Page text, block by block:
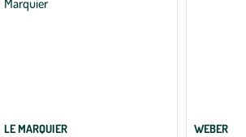
LE MARQUIER
WEBER